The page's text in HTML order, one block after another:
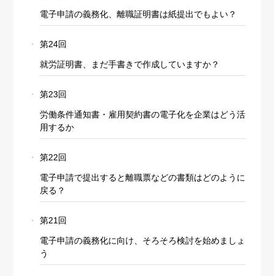
電子申請の義務化、離職証明書は紙提出でもよい？
第24回
就労証明書、まだ手書きで作成していますか？
第23回
労働条件通知書・雇用契約書の電子化を企業はどう活
用するか
第22回
電子申請で提出すると離職票などの書類はどのように
戻る？
第21回
電子申請の義務化に向け、そろそろ検討を始めましょ
う